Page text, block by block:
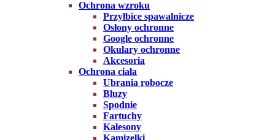
Ochrona wzroku
Przyłbice spawalnicze
Osłony ochronne
Google ochronne
Okulary ochronne
Akcesoria
Ochrona ciała
Ubrania robocze
Bluzy
Spodnie
Fartuchy
Kalesony
Kamizelki